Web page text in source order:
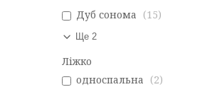
Дуб сонома
15
Ще 2
Ліжко
односпальна
2